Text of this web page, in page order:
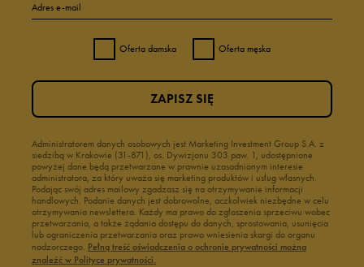
Adres e-mail
Oferta damska Oferta męska
Administratorem danych osobowych jest Marketing Investment Group S.A. z
siedzibą w Krakowie (31-871), os. Dywizjonu 303 paw. 1, udostępnione
powyżej dane będą przetwarzane w prawnie uzasadnionym interesie
administratora, za który uważa się marketing produktów i usług własnych.
Podając swój adres mailowy zgadzasz się na otrzymywanie informacji
handlowych. Podanie danych jest dobrowolne, aczkolwiek niezbędne w celu
otrzymywania newslettera. Każdy ma prawo do zgłoszenia sprzeciwu wobec
przetwarzania, a także żądania dostępu do danych, sprostowania, usunięcia
lub ograniczenia przetwarzania oraz prawo wniesienia skargi do organu
nadzorczego. Pełną treść oświadczenia o ochronie prywatności można
znaleźć w Polityce prywatności.
ZAPISZ SIĘ